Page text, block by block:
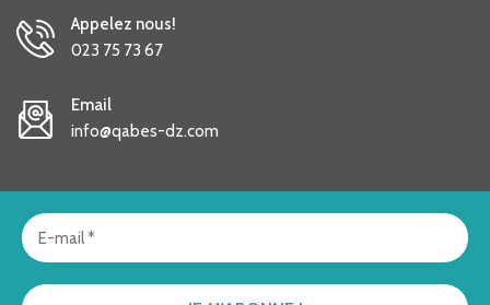
Appelez nous!
023 75 73 67
Email
info@qabes-dz.com